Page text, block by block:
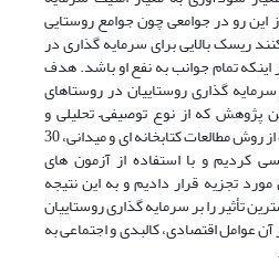
این رو در جوامعی چون جوامع روستایی
ریسک بالایی برای سرمایه گذاری در
تمام جوانب به نفع او باشد. هدف
گذاری روستاییان در روستاهای
پژوهش که از نوع توصیفی– تحلیلی و
پژوهشی می باشد، با استفاده از روش مطالعات کتابخانه ای و میدانی، 30
کردیم و با استفاده از آزمون های
تجزیه قرار دادیم و به این نتیجه
تأثیر را بر سرمایه گذاری روستاییان
عوامل اقتصادی، کالبدی و اجتماعی به